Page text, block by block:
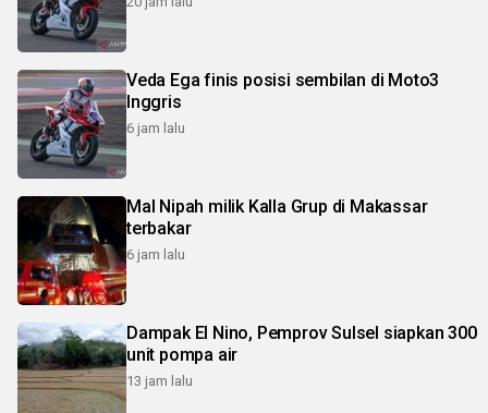
Veda Ega finis posisi sembilan di Moto3
Inggris
6 jam lalu
Mal Nipah milik Kalla Grup di Makassar
terbakar
6 jam lalu
Dampak El Nino, Pemprov Sulsel siapkan 300
unit pompa air
13 jam lalu